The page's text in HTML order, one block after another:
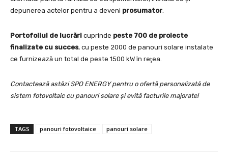
depunerea actelor pentru a deveni prosumator.
Portofoliul de lucrări cuprinde peste 700 de proiecte
finalizate cu succes, cu peste 2000 de panouri solare instalate
ce furnizează un total de peste 1500 kW în reţea.
Contactează astăzi SPO ENERGY pentru o ofertă personalizată de
sistem fotovoltaic cu panouri solare şi evită facturile majorate!
TAGS panouri fotovoltaice panouri solare